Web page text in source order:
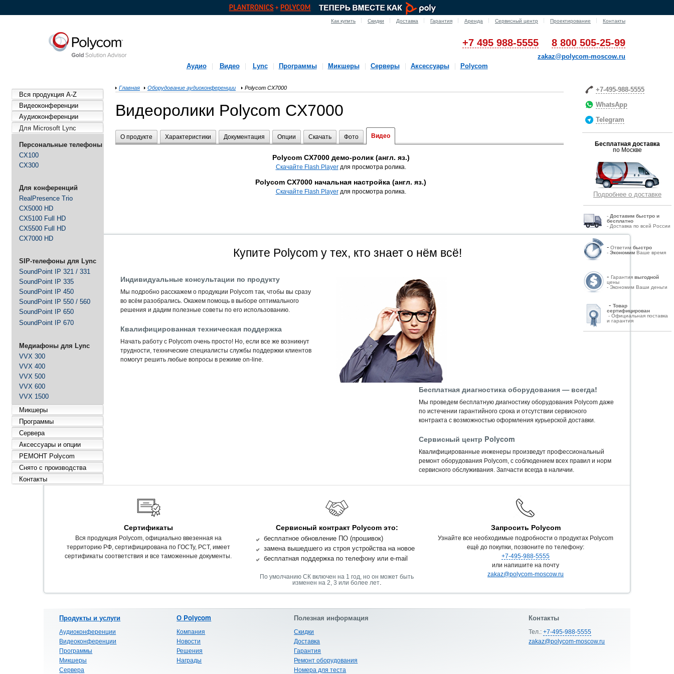
Как купить Скидки Доставка Гарантия Аренда Сервисный центр Проектирование Контакты
+7 495 988-5555 8 800 505-25-99
zakaz@polycom-moscow.ru
Аудио
Видео Lync Программы Микшеры Серверы Аксессуары Polycom
Вся продукция A-Z
Видеоконференции
Аудиоконференции
Для Microsoft Lync
Персональные телефоны
CX100
CX300
Для конференций
RealPresence Trio
CX5000 HD
CX5100 Full HD
CX5500 Full HD
CX7000 HD
SIP-телефоны для Lync
SoundPoint IP 321 / 331
SoundPoint IP 335
SoundPoint IP 450
SoundPoint IP 550 / 560
SoundPoint IP 650
SoundPoint IP 670
Медиафоны для Lync
VVX 300
VVX 400
VVX 500
VVX 600
VVX 1500
Микшеры
Программы
Сервера
Аксессуары и опции
РЕМОНТ Polycom
Снято с производства
Контакты
+7-495-988-5555
WhatsApp
Telegram
Бесплатная доставка
по Москве
Подробнее о доставке
- Доставим быстро и
бесплатно
- Доставка по всей России
- Ответим быстро
- Экономим Ваше время
- Гарантия выгодной
цены
- Экономим Ваши деньги
- Товар
сертифицирован
- Официальная поставка
и гарантия
Главная Оборудование аудиоконференции Polycom CX7000
Видеоролики Polycom CX7000
О продукте Характеристики Документация Опции Скачать Фото Видео
Polycom CX7000 демо-ролик (англ. яз.)
Скачайте Flash Playerдля просмотра ролика.
Polycom CX7000 начальная настройка (англ. яз.)
Скачайте Flash Playerдля просмотра ролика.
Купите Polycom у тех, кто знает о нём всё!
Индивидуальные консультации по продукту
Мы подробно расскажем о продукции Polycom так, чтобы вы сразу
во всём разобрались. Окажем помощь в выборе оптимального
решения и дадим полезные советы по его использованию.
Квалифицированная техническая поддержка
Начать работу с Polycom очень просто! Но, если все же возникнут
трудности, технические специалисты службы поддержки клиентов
помогут решить любые вопросы в режиме on-line.
Бесплатная диагностика оборудования — всегда!
Мы проведем бесплатную диагностику оборудования Polycom даже
по истечении гарантийного срока и отсутствии сервисного
контракта с возможностью оформления курьерской доставки.
Сервисный центр Polycom
Квалифицированные инженеры произведут профессиональный
ремонт оборудования Polycom, c соблюдением всех правил и норм
сервисного обслуживания. Запчасти всегда в наличии.
Сертификаты
Вся продукция Polycom, официально ввезенная на
территорию РФ, сертифицирована по ГОСТу, РСТ, имеет
сертификаты соответствия и все таможенные документы.
Сервисный контракт Polycom это:
бесплатное обновление ПО (прошивок)
замена вышедшего из строя устройства на новое
бесплатная поддержка по телефону или e-mail
По умолчанию СК включен на 1 год, но он может быть
изменен на 2, 3 или более лет.
Запросить Polycom
Узнайте все необходимые подробности о продуктах Polycom
ещё до покупки, позвоните по телефону:
+7-495-988-5555
или напишите на почту
zakaz@polycom-moscow.ru
Продукты и услуги
Аудиоконференции
Видеоконференции
Программы
Микшеры
Сервера
О Polycom
Компания
Новости
Решения
Награды
Полезная информация
Скидки
Доставка
Гарантия
Ремонт оборудования
Номера для теста
Контакты
Тел.:+7-495-988-5555
zakaz@polycom-moscow.ru